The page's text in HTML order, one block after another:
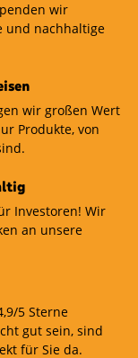
wir
und nachhaltige
wir großen Wert
Produkte, von
Investoren! Wir
an unsere
5 Sterne
gut sein, sind
für Sie da.